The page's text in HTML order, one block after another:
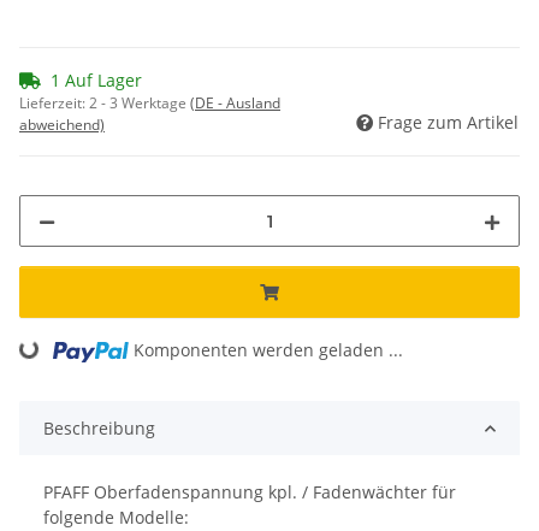
1 Auf Lager
Lieferzeit:2 - 3 Werktage (DE - Ausland
abweichend)
Frage zum Artikel
Loading... Komponenten werden geladen ...
Beschreibung
PFAFF Oberfadenspannung kpl. / Fadenwächter für
folgende Modelle: